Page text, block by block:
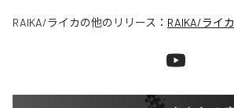
RAIKA/ライカの他のリリース： RAIKA/ライカ